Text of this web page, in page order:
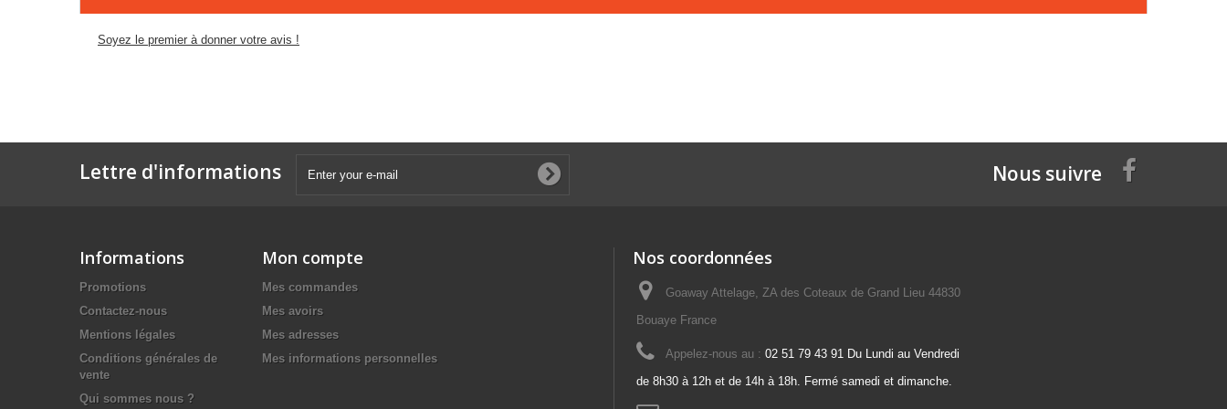
Soyez le premier à donner votre avis !
Lettre d'informations Nous suivre
Informations
Promotions
Contactez-nous
Mentions légales
Conditions générales de
vente
Qui sommes nous ?
Mon compte
Mes commandes
Mes avoirs
Mes adresses
Mes informations personnelles
Nos coordonnées
Goaway Attelage, ZA des Coteaux de Grand Lieu 44830
Bouaye France
Appelez-nous au : 02 51 79 43 91 Du Lundi au Vendredi
de 8h30 à 12h et de 14h à 18h. Fermé samedi et dimanche.